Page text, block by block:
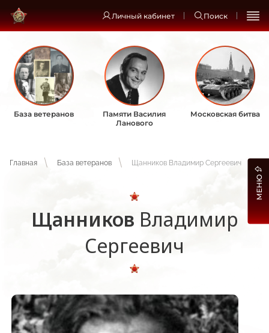
Личный кабинет Поиск
База ветеранов
Памяти Василия
Ланового
Московская битва
Главная База ветеранов Щанников Владимир Сергеевич
Щанников Владимир
Сергеевич
МЕНЮ